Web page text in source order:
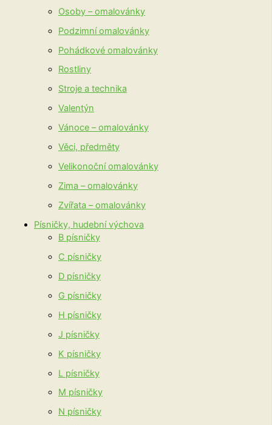
Osoby – omalovánky
Podzimní omalovánky
Pohádkové omalovánky
Rostliny
Stroje a technika
Valentýn
Vánoce – omalovánky
Věci, předměty
Velikonoční omalovánky
Zima – omalovánky
Zvířata – omalovánky
Písničky, hudební výchova
B písničky
C písničky
D písničky
G písničky
H písničky
J písničky
K písničky
L písničky
M písničky
N písničky